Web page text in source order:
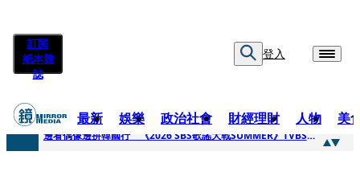
訂閱
紙本雜
誌
登入
最新 娛樂 政治社會 財經理財 人物 美
快訊
邊看偶像邊拚韓國行 《2026 SBS歌謠大戰SUMMER》TVBS直播祭追星福利